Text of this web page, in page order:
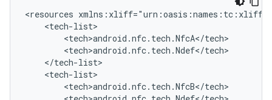
<resources